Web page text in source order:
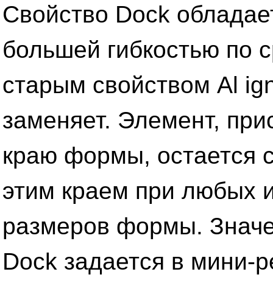
Свойство Dock
большей гибкостью по
старым свойством Al
заменяет. Элемент,
краю формы, остается
этим краем при любых
размеров формы.
Dock задается в мини-